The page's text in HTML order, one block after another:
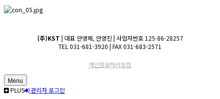
(주)KST | 대표 안영제, 안영진 | 사업자번호 125-86-28257
TEL 031-681-3920 | FAX 031-683-2571
개인정보처리방침
Menu
PLUS
관리자 로그인